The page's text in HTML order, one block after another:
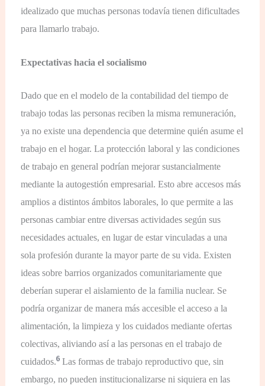
idealizado que muchas personas todavía tienen dificultades
para llamarlo trabajo.
Expectativas hacia el socialismo
Dado que en el modelo de la contabilidad del tiempo de
trabajo todas las personas reciben la misma remuneración,
ya no existe una dependencia que determine quién asume el
trabajo en el hogar. La protección laboral y las condiciones
de trabajo en general podrían mejorar sustancialmente
mediante la autogestión empresarial. Esto abre accesos más
amplios a distintos ámbitos laborales, lo que permite a las
personas cambiar entre diversas actividades según sus
necesidades actuales, en lugar de estar vinculadas a una
sola profesión durante la mayor parte de su vida. Existen
ideas sobre barrios organizados comunitariamente que
deberían superar el aislamiento de la familia nuclear. Se
podría organizar de manera más accesible el acceso a la
alimentación, la limpieza y los cuidados mediante ofertas
colectivas, aliviando así a las personas en el trabajo de
cuidados.6 Las formas de trabajo reproductivo que, sin
embargo, no pueden institucionalizarse ni siquiera en las